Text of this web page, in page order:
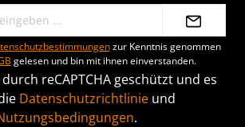
zur Kenntnis genommen
gelesen und bin mit ihnen einverstanden.
reCAPTCHA geschützt und es
Datenschutzrichtlinie und
.